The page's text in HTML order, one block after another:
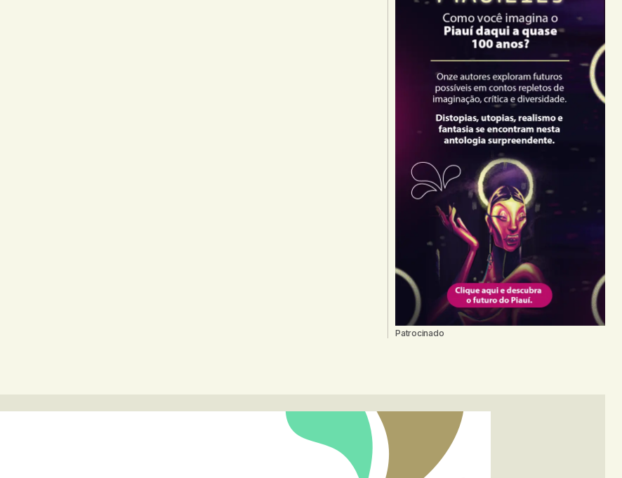
Patrocinado